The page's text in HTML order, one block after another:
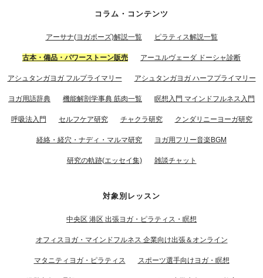
コラム・コンテンツ
アーサナ(ヨガポーズ)解説一覧 ピラティス解説一覧
古本・備品・パワーストーン販売 アーユルヴェーダ ドーシャ診断
アシュタンガヨガ フルプライマリー アシュタンガヨガ ハーフプライマリー
ヨガ用語辞典 機能解剖学事典 筋肉一覧 瞑想入門 マインドフルネス入門
呼吸法入門 セルフケア研究 チャクラ研究 クンダリニーヨーガ研究
経絡・経穴・ナディ・マルマ研究 ヨガ用フリー音楽BGM
研究の軌跡(エッセイ集) 雑談チャット
対象別レッスン
中央区 港区 出張ヨガ・ピラティス・瞑想
オフィスヨガ・マインドフルネス 企業向け出張＆オンライン
マタニティヨガ・ピラティス スポーツ選手向けヨガ・瞑想